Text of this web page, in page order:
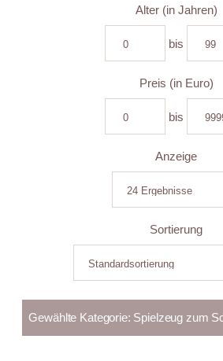
Alter (in Jahren)
bis
Preis (in Euro)
bis
Anzeige
Sortierung